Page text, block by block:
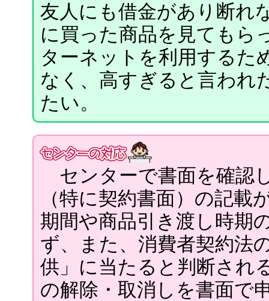
友人にも借金があり断れ
に買った商品を見てもら
ターネットを利用するた
なく、高すぎると言われ
たい。
センターで書面を確認
（特に契約書面）の記載
期間や商品引き渡し時期
ず、また、消費者契約法
供」に当たると判断され
の解除・取消しを書面で